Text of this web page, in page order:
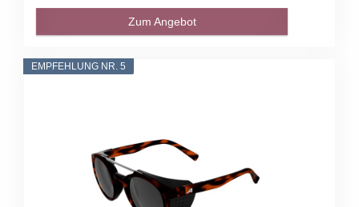
Zum Angebot
EMPFEHLUNG NR. 5